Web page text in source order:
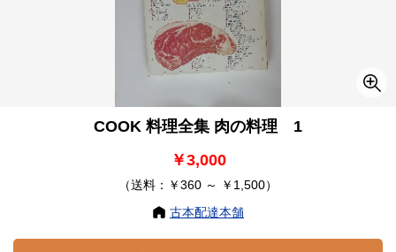
COOK 料理全集 肉の料理 1
￥3,000
（送料：￥360 ～ ￥1,500）
古本配達本舗